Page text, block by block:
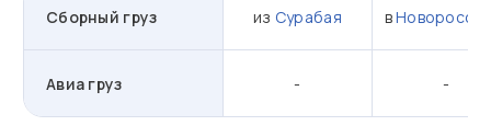
Сборный груз из Сурабая в
Авиа груз - -